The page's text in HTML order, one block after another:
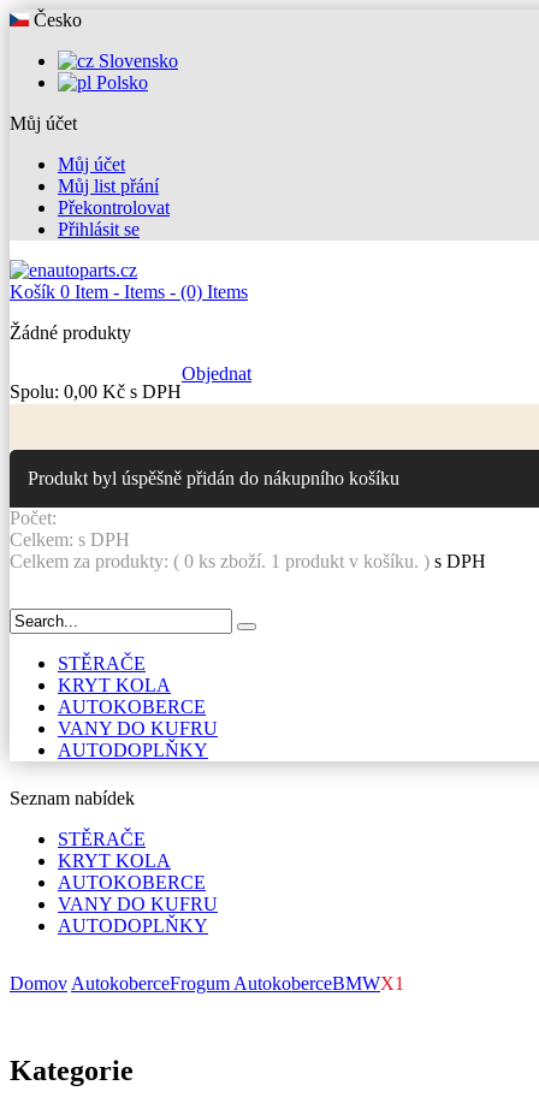
Česko
Slovensko
Polsko
Můj účet
Můj účet
Můj list přání
Překontrolovat
Přihlásit se
Košík 0 Item - Items - (0) Items
Žádné produkty
Spolu: 0,00 Kč s DPH
Objednat
Produkt byl úspěšně přidán do nákupního košíku
Počet:
Celkem: s DPH
Celkem za produkty: ( 0 ks zboží. 1 produkt v košíku. ) s DPH
STĚRAČE
KRYT KOLA
AUTOKOBERCE
VANY DO KUFRU
AUTODOPLŇKY
Seznam nabídek
STĚRAČE
KRYT KOLA
AUTOKOBERCE
VANY DO KUFRU
AUTODOPLŇKY
Domov AutokoberceFrogum AutokoberceBMWX1
Kategorie